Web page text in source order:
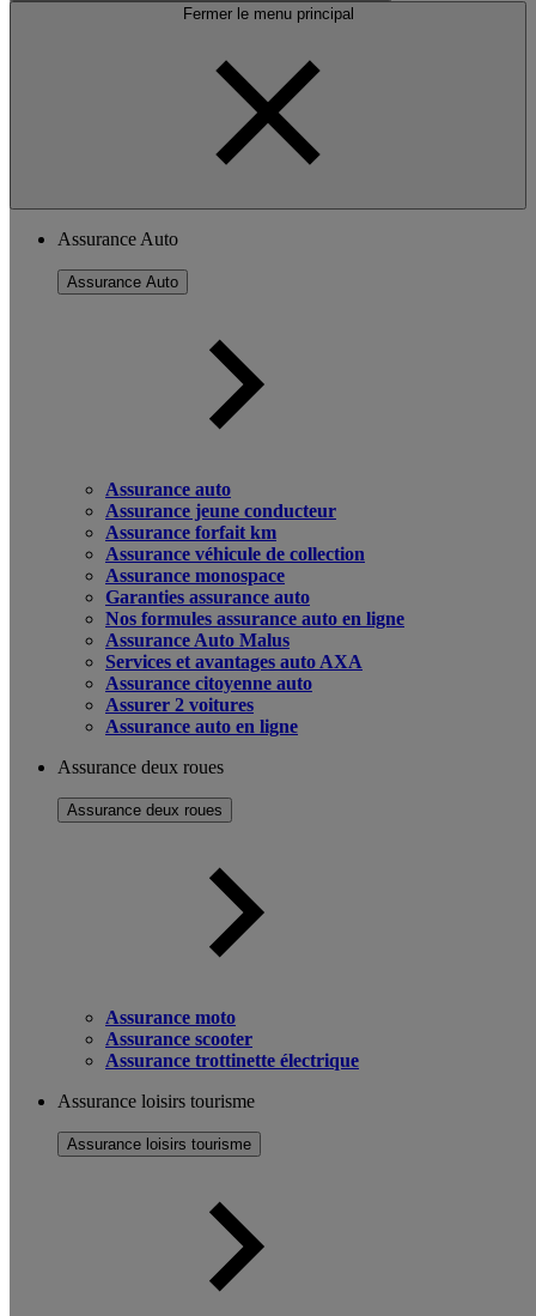
Fermer le menu principal
Assurance Auto
Assurance Auto
Assurance auto
Assurance jeune conducteur
Assurance forfait km
Assurance véhicule de collection
Assurance monospace
Garanties assurance auto
Nos formules assurance auto en ligne
Assurance Auto Malus
Services et avantages auto AXA
Assurance citoyenne auto
Assurer 2 voitures
Assurance auto en ligne
Assurance deux roues
Assurance deux roues
Assurance moto
Assurance scooter
Assurance trottinette électrique
Assurance loisirs tourisme
Assurance loisirs tourisme